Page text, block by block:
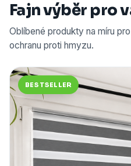
Fajn výběr pro
Oblíbené produkty na míru
ochranu proti hmyzu.
BESTSELLER